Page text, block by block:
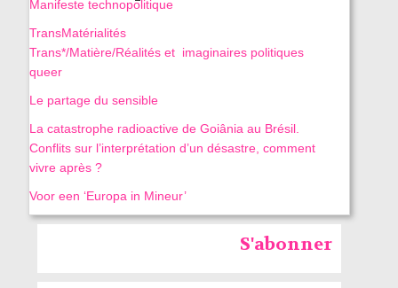
Manifeste technopolitique
TransMatérialités
Trans*/Matière/Réalités et imaginaires politiques
queer
Le partage du sensible
La catastrophe radioactive de Goiânia au Brésil.
Conflits sur l’interprétation d’un désastre, comment
vivre après ?
Voor een ‘Europa in Mineur’
S'abonner